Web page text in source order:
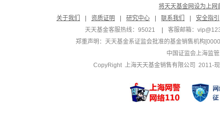
将天天基金网设为上网
关于我们
资质证明 研究中心 联系我们
安全指引
天天基金客服热线：95021
客服邮箱：
郑重声明： 天天基金系证监会批准的基金销售机构
中国证监会上海监
CopyRight 上海天天基金销售有限公司 2011-